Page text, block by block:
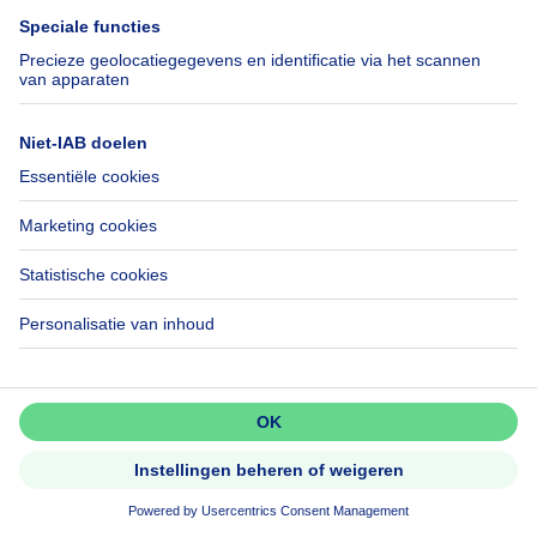
Activeer alert
Huis te koop Luxemburg
Pers
Jobs
Axel Springer Group
SeLoger.com
Immowelt.de
Hypothecair krediet met
Verhuis checklist
Hulp
Volg ons
Activeer meldingen en wees als
eerste op de hoogte van nieuwe